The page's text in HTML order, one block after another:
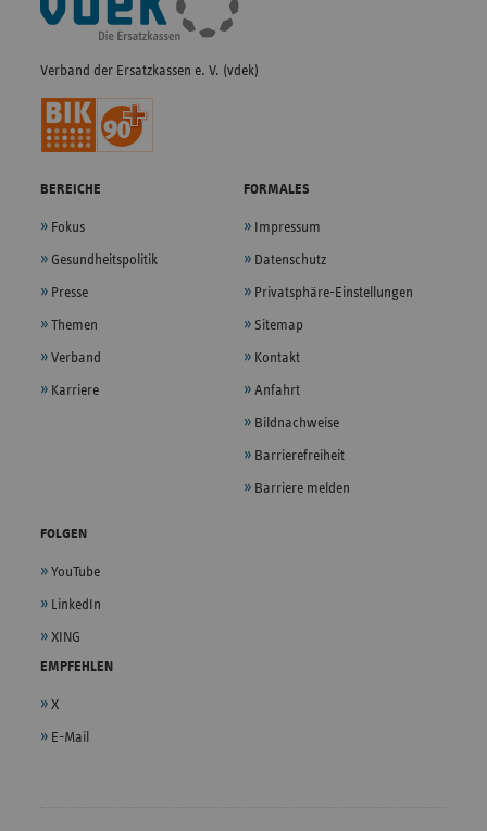
Navigation
Verband der Ersatzkassen e. V. (vdek)
BEREICHE
Fokus
Gesundheitspolitik
Presse
Themen
Verband
Karriere
FORMALES
Impressum
Datenschutz
Privatsphäre-Einstellungen
Sitemap
Kontakt
Anfahrt
Bildnachweise
Barrierefreiheit
Barriere melden
FOLGEN
YouTube
LinkedIn
XING
EMPFEHLEN
X
E-Mail